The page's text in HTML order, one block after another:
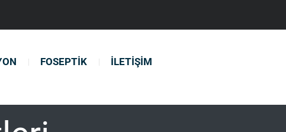
FOSEPTIK İLETIŞIM